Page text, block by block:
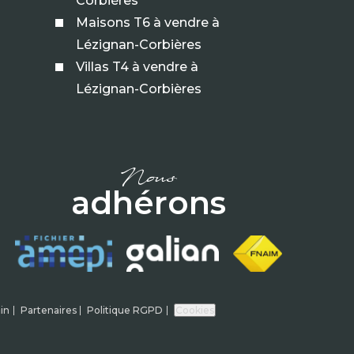
Maisons T6 à vendre à
Lézignan-Corbières
Villas T4 à vendre à
Lézignan-Corbières
nous
adhérons
Partenaires Politique RGPD Cookies